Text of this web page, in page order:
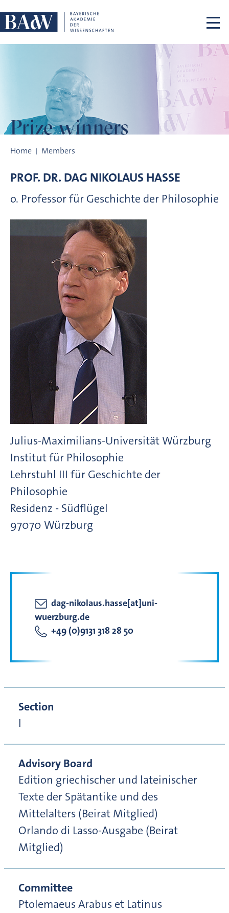
Prize winners
Home Members
PROF. DR. DAG NIKOLAUSHASSE
o. Professor für Geschichte der Philosophie
Julius-Maximilians-Universität Würzburg
Institut für Philosophie
Lehrstuhl III für Geschichte der
Philosophie
Residenz - Südflügel
97070 Würzburg
dag-nikolaus.hasse[at]uni-
wuerzburg.de
+49 (0)9131 318 28 50
Section
I
Advisory Board
Edition griechischer und lateinischer
Texte der Spätantike und des
Mittelalters (Beirat Mitglied)
Orlando di Lasso-Ausgabe (Beirat
Mitglied)
Committee
Ptolemaeus Arabus et Latinus